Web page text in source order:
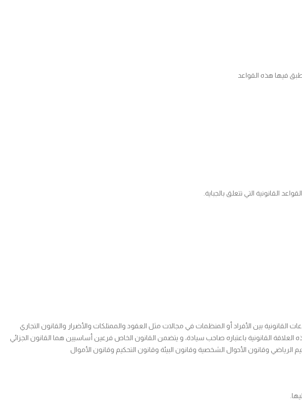
فيها هذه القواعد
القانونية التي تتعلق بالجباية.
بين الأفراد أو المنظمات في مجالات مثل العقود والممتلكات والأضرار والقانون التجاري
القانونية باعتباره صاحب سيادة، و يتضمن القانون الخاص فرعين أساسيين هما القانون الجزائي
الرياضي وقانون الأحوال الشخصية وقانون البيئة وقانون التحكيم وقانون الأموال